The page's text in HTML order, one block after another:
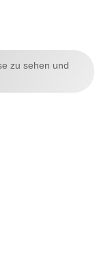
zu sehen und